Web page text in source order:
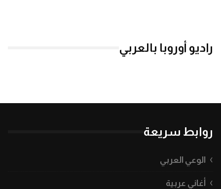
راديو أوروبا بالعربي
روابط سريعة
الوعي العربي
أغاني عربية